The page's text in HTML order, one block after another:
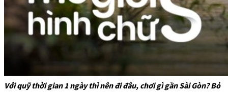
Với quỹ thời gian 1 ngày thì nên đi đâu, chơi gì gần Sài Gòn? Bỏ